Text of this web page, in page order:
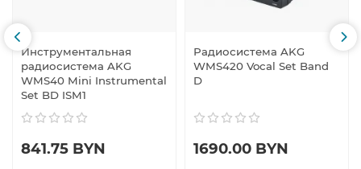
Инструментальная
радиосистема AKG
WMS40 Mini Instrumental
Set BD ISM1
841.75 BYN
Радиосистема AKG
WMS420 Vocal Set Band
D
1690.00 BYN